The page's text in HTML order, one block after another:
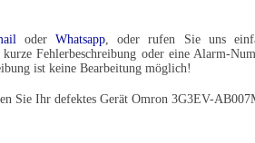
oder Whatsapp, oder rufen Sie uns
Fehlerbeschreibung oder eine Alarm-
ist keine Bearbeitung möglich!
Sie Ihr defektes Gerät Omron 3G3EV-